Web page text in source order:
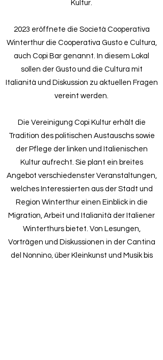
Kultur.
2023 eröffnete die Società Cooperativa
Winterthur die Cooperativa Gusto e Cultura,
auch Copi Bar genannt. In diesem Lokal
sollen der Gusto und die Cultura mit
Italianità und Diskussion zu aktuellen Fragen
vereint werden.
Die Vereinigung Copi Kultur erhält die
Tradition des politischen Austauschs sowie
der Pflege der linken und Italienischen
Kultur aufrecht. Sie plant ein breites
Angebot verschiedenster Veranstaltungen,
welches Interessierten aus der Stadt und
Region Winterthur einen Einblick in die
Migration, Arbeit und Italianità der Italiener
Winterthurs bietet. Von Lesungen,
Vorträgen und Diskussionen in der Cantina
del Nonnino, über Kleinkunst und Musik bis